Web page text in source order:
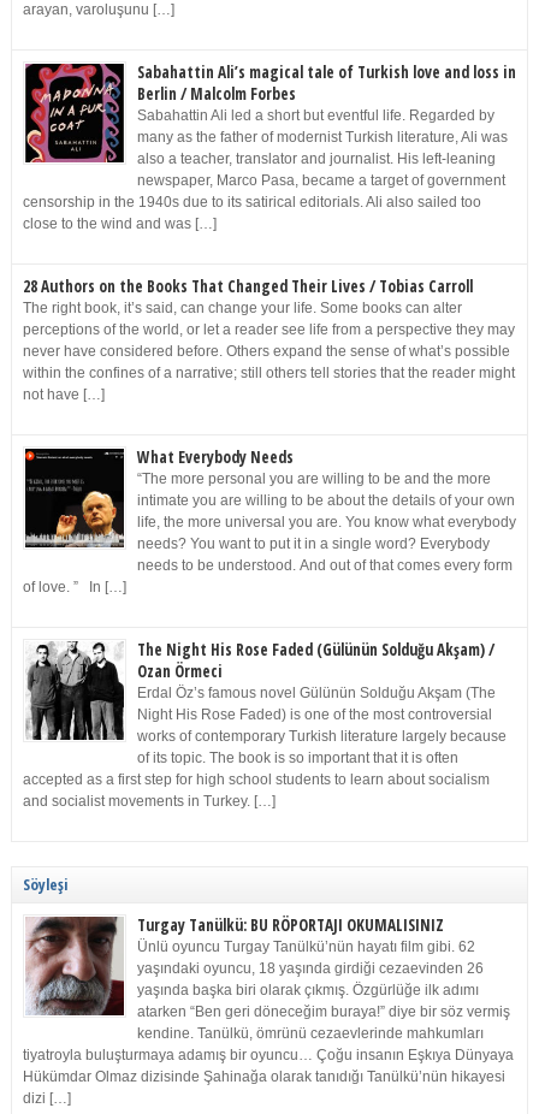
arayan, varoluşunu […]
Sabahattin Ali’s magical tale of Turkish love and loss in
Berlin / Malcolm Forbes
Sabahattin Ali led a short but eventful life. Regarded by
many as the father of modernist Turkish literature, Ali was
also a teacher, translator and journalist. His left-leaning
newspaper, Marco Pasa, became a target of government
censorship in the 1940s due to its satirical editorials. Ali also sailed too
close to the wind and was […]
28 Authors on the Books That Changed Their Lives / Tobias Carroll
The right book, it’s said, can change your life. Some books can alter
perceptions of the world, or let a reader see life from a perspective they may
never have considered before. Others expand the sense of what’s possible
within the confines of a narrative; still others tell stories that the reader might
not have […]
What Everybody Needs
“The more personal you are willing to be and the more
intimate you are willing to be about the details of your own
life, the more universal you are. You know what everybody
needs? You want to put it in a single word? Everybody
needs to be understood. And out of that comes every form
of love. ” In […]
The Night His Rose Faded (Gülünün Solduğu Akşam) /
Ozan Örmeci
Erdal Öz’s famous novel Gülünün Solduğu Akşam (The
Night His Rose Faded) is one of the most controversial
works of contemporary Turkish literature largely because
of its topic. The book is so important that it is often
accepted as a first step for high school students to learn about socialism
and socialist movements in Turkey. […]
Söyleşi
Turgay Tanülkü: BU RÖPORTAJI OKUMALISINIZ
Ünlü oyuncu Turgay Tanülkü’nün hayatı film gibi. 62
yaşındaki oyuncu, 18 yaşında girdiği cezaevinden 26
yaşında başka biri olarak çıkmış. Özgürlüğe ilk adımı
atarken “Ben geri döneceğim buraya!” diye bir söz vermiş
kendine. Tanülkü, ömrünü cezaevlerinde mahkumları
tiyatroyla buluşturmaya adamış bir oyuncu… Çoğu insanın Eşkıya Dünyaya
Hükümdar Olmaz dizisinde Şahinağa olarak tanıdığı Tanülkü’nün hikayesi
dizi […]